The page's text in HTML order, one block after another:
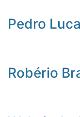
Pedro
Robério